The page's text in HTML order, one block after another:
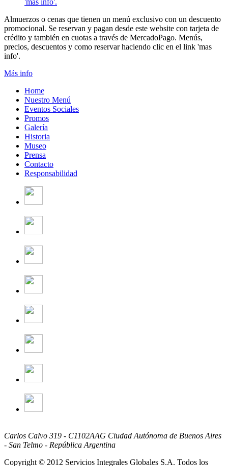
Almuerzos o cenas que tienen un menú exclusivo con un descuento
promocional. Se reservan y pagan desde este website con tarjeta de
crédito y también en cuotas a través de MercadoPago. Menús,
precios, descuentos y como reservar haciendo clic en el link 'mas
info'.
Más info
Home
Nuestro Menú
Eventos Sociales
Promos
Galería
Historia
Museo
Prensa
Contacto
Responsabilidad
Carlos Calvo 319 - C1102AAG Ciudad Autónoma de Buenos Aires
- San Telmo - República Argentina
Copyright © 2012 Servicios Integrales Globales S.A. Todos los